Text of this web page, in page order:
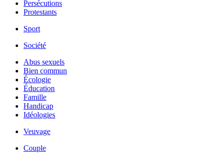
Persécutions
Protestants
Sport
Société
Abus sexuels
Bien commun
Écologie
Éducation
Famille
Handicap
Idéologies
Veuvage
Couple